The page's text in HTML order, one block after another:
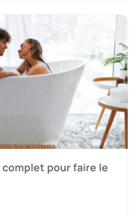
pour faire le